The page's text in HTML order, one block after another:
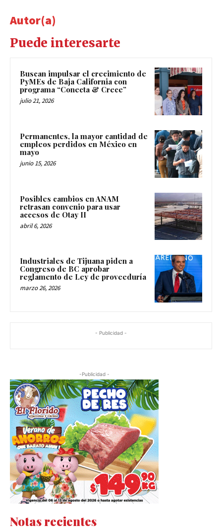
Autor(a)
Puede interesarte
Buscan impulsar el crecimiento de
PyMEs de Baja California con
programa “Conecta & Crece”
julio 21, 2026
Permanentes, la mayor cantidad de
empleos perdidos en México en
mayo
junio 15, 2026
Posibles cambios en ANAM
retrasan convenio para usar
accesos de Otay II
abril 6, 2026
Industriales de Tijuana piden a
Congreso de BC aprobar
reglamento de Ley de proveeduría
marzo 26, 2026
- Publicidad -
-Publicidad -
Notas recientes